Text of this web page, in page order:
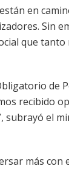
en
Sin
que tanto
de
recibido
subrayó el
más con